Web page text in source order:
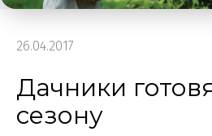
26.04.2017
Дачники
сезону